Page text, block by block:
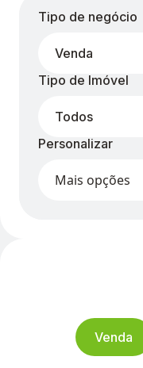
Tipo de negócio
Venda
Tipo de Imóvel
Todos
Personalizar
Mais opções
Venda